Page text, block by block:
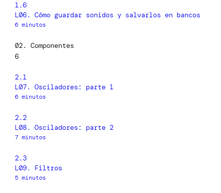
1.6
L06. Cómo guardar sonidos y salvarlos en bancos
6 minutos
02. Componentes
6
2.1
L07. Osciladores: parte 1
6 minutos
2.2
L08. Osciladores: parte 2
7 minutos
2.3
L09. Filtros
5 minutos